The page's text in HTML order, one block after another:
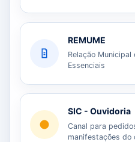
REMUME
Relação
Essenciais
SIC - Ouvidoria
Canal para
manifestações do